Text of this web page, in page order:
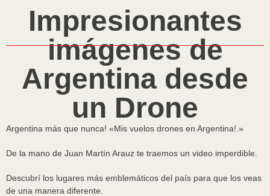
Impresionantes
imágenes de
Argentina desde
un Drone
Argentina más que nunca! «Mis vuelos drones en Argentina!.»
De la mano de Juan Martín Arauz te traemos un video imperdible.
Descubrí los lugares más emblemáticos del país para que los veas
de una manera diferente.